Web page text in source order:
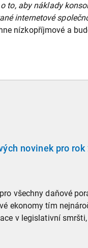
to, aby náklady
internetové
nízkopříjmové a
novinek pro rok
všechny daňové
ekonomy tím
v legislativní smršti,
přelom roku, vyžaduje
novely a doprovodné